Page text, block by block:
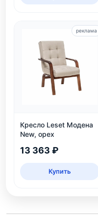
Кресло Leset Модена
New, орех
13 363 ₽
Купить
реклама